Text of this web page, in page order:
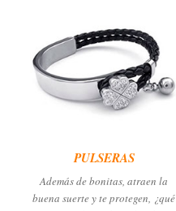
PULSERAS
Además de bonitas, atraen la
buena suerte y te protegen, ¿qué